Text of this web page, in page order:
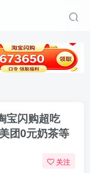
宝闪购超吃
团0元奶茶等
关注